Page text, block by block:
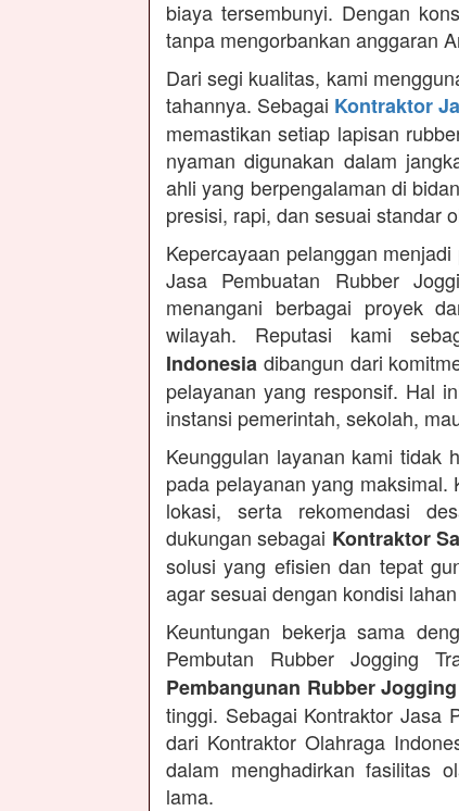
biaya tersembunyi. Dengan
tanpa mengorbankan anggaran
Dari segi kualitas, kami
tahannya. Sebagai Kontraktor
memastikan setiap lapisan
nyaman digunakan dalam
ahli yang berpengalaman di
presisi, rapi, dan sesuai standar
Kepercayaan pelanggan
Jasa Pembuatan Rubber
menangani berbagai proyek
wilayah. Reputasi kami
Indonesia dibangun dari
pelayanan yang responsif. Hal
instansi pemerintah, sekolah,
Keunggulan layanan kami tidak
pada pelayanan yang
lokasi, serta rekomendasi
dukungan sebagai Kontraktor
solusi yang efisien dan tepat
agar sesuai dengan kondisi
Keuntungan bekerja sama
Pembutan Rubber Jogging
Pembangunan Rubber
tinggi. Sebagai Kontraktor Jasa
dari Kontraktor Olahraga
dalam menghadirkan fasilitas
lama.